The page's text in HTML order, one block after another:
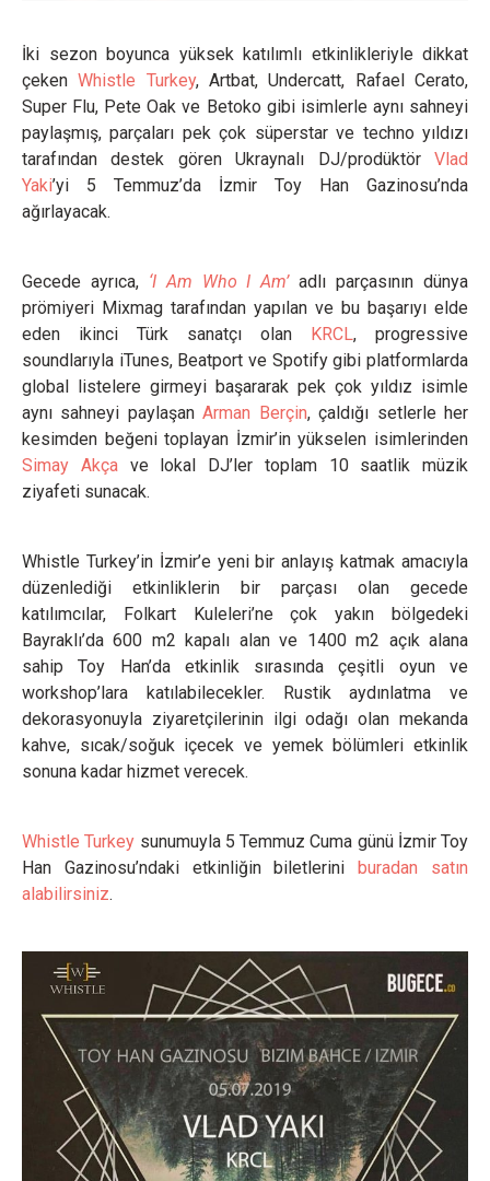
İki sezon boyunca yüksek katılımlı etkinlikleriyle dikkat
çekenWhistle Turkey, Artbat, Undercatt, Rafael Cerato,
Super Flu, Pete Oak ve Betoko gibi isimlerle aynı sahneyi
paylaşmış, parçaları pek çok süperstar ve techno yıldızı
tarafından destek gören Ukraynalı DJ/prodüktör Vlad
Yaki’yi 5 Temmuz’da İzmir Toy Han Gazinosu’nda
ağırlayacak.
Gecede ayrıca, ‘I Am Who I Am’adlı parçasının dünya
prömiyeri Mixmag tarafından yapılan ve bu başarıyı elde
eden ikinci Türk sanatçı olan KRCL, progressive
soundlarıyla iTunes, Beatport ve Spotify gibi platformlarda
global listelere girmeyi başararak pek çok yıldız isimle
aynı sahneyi paylaşanArman Berçin, çaldığı setlerle her
kesimden beğeni toplayan İzmir’in yükselen isimlerinden
Simay Akçave lokal DJ’ler toplam 10 saatlik müzik
ziyafeti sunacak.
Whistle Turkey’in İzmir’e yeni bir anlayış katmak amacıyla
düzenlediği etkinliklerin bir parçası olan gecede
katılımcılar, Folkart Kuleleri’ne çok yakın bölgedeki
Bayraklı’da 600 m2 kapalı alan ve 1400 m2 açık alana
sahip Toy Han’da etkinlik sırasında çeşitli oyun ve
workshop’lara katılabilecekler. Rustik aydınlatma ve
dekorasyonuyla ziyaretçilerinin ilgi odağı olan mekanda
kahve, sıcak/soğuk içecek ve yemek bölümleri etkinlik
sonuna kadar hizmet verecek.
Whistle Turkey sunumuyla 5 Temmuz Cuma günü İzmir Toy
Han Gazinosu’ndaki etkinliğin biletleriniburadan satın
alabilirsiniz.